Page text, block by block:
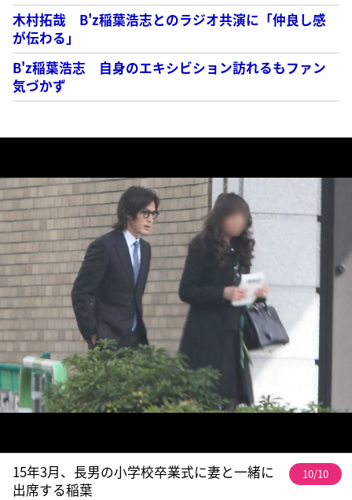
木村拓哉 B'z稲葉浩志とのラジオ共演に「仲良し感
が伝わる」
B'z稲葉浩志 自身のエキシビション訪れるもファン
気づかず
15年3月、長男の小学校卒業式に妻と一緒に
出席する稲葉
10/10